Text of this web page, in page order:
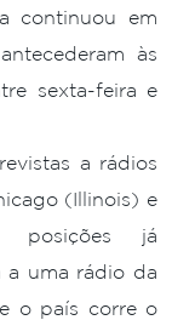
continuou em
às
sexta-feira e
a rádios
(Illinois) e
posições já
a uma rádio da
o país corre o